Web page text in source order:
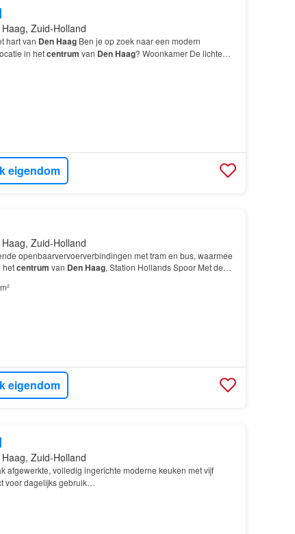
Zuid-Holland
hart van Den HaagBen je op zoek naar een modern
in hetcentrum van Den Haag? Woonkamer De lichte
punt van de
eigendom
Zuid-Holland
openbaarvervoerverbindingen met tram en bus, waarmee
hetcentrum van Den Haag, Station Hollands Spoor Met de
minuten in het bruisende
eigendom
Zuid-Holland
afgewerkte, volledig ingerichte moderne keuken met vijf
voor dagelijks gebruik…